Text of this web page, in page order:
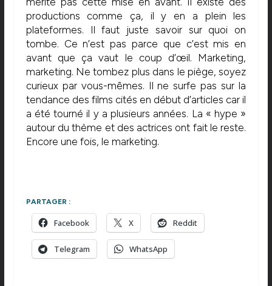
productions comme ça, il y en a plein les
plateformes. Il faut juste savoir sur quoi on
tombe. Ce n’est pas parce que c’est mis en
avant que ça vaut le coup d’œil. Marketing,
marketing. Ne tombez plus dans le piège, soyez
curieux par vous-mêmes. Il ne surfe pas sur la
tendance des films cités en début d’articles car il
a été tourné il y a plusieurs années. La « hype »
autour du thème et des actrices ont fait le reste.
Encore une fois, le marketing.
PARTAGER :
Facebook X Reddit
Telegram WhatsApp